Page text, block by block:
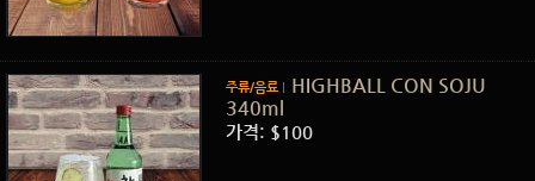
주류/음료
HIGHBALL CON SOJU
340ml
가격: $100